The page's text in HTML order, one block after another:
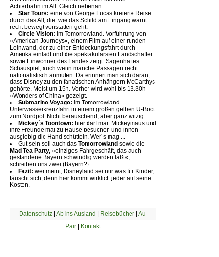
Achterbahn im All. Gleich nebenan:
Star Tours: eine von George Lucas kreierte Reise
durch das All, die  wie das Schild am Eingang warnt 
recht bewegt vonstatten geht.
Circle Vision: im Tomorrowland. Vorführung von
»American Journeys«, einem Film auf einer runden
Leinwand, der zu einer Entdeckungsfahrt durch
Amerika einlädt und die spektakulärsten Landschaften
sowie Einwohner des Landes zeigt. Sagenhaftes
Schauspiel, auch wenn manche Passagen recht
nationalistisch anmuten. Da erinnert man sich daran,
dass Disney zu den fanatischen Anhängern McCarthys
gehörte. Meist um 15h. Vorher wird wohl bis 13.30h
»Wonders of China« gezeigt.
Submarine Voyage: im Tomorrowland.
Unterwasserkreuzfahrt in einem großen gelben U-Boot
zum Nordpol. Nicht berauschend, aber ganz witzig.
Mickey´s Toontown: hier darf man Mickeymaus und
ihre Freunde mal zu Hause besuchen und ihnen
ausgiebig die Hand schütteln. Wer´s mag ...
Gut sein soll auch das Tomorrowland sowie die
Mad Tea Party, »einziges Fahrgeschäft, das auch
gestandene Bayern schwindlig werden läßt«,
schreiben uns zwei (Bayern?).
Fazit: wer meint, Disneyland sei nur was für Kinder,
täuscht sich, denn hier kommt wirklich jeder auf seine
Kosten.
Datenschutz| Ab ins Ausland | Reisebücher| Au-
Pair | Kontakt